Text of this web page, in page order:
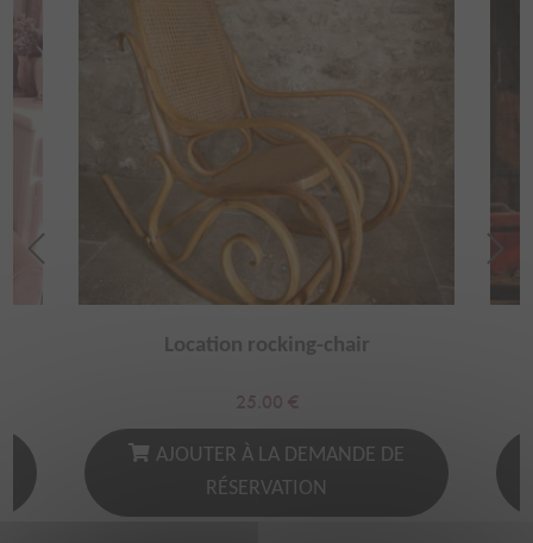
Location rocking-chair
25.00 €
AJOUTER À LA DEMANDE DE
RÉSERVATION